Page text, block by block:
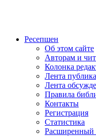
Ресепшен
Об этом сайте
Авторам и
Колонка
Лента
Лента
Правила
Контакты
Регистрация
Статистика
Расширенный